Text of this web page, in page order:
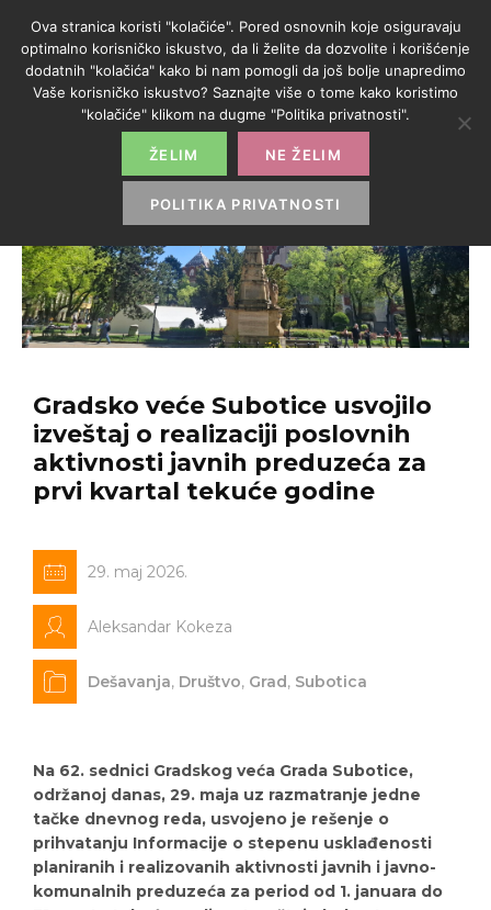
Gradsko veće Subotice usvojilo
izveštaj o realizaciji poslovnih
aktivnosti javnih preduzeća za
prvi kvartal tekuće godine
29. maj 2026.
Aleksandar Kokeza
Dešavanja, Društvo, Grad, Subotica
Na 62. sednici Gradskog veća Grada Subotice,
održanoj danas, 29. maja uz razmatranje jedne
tačke dnevnog reda, usvojeno je rešenje o
prihvatanju Informacije o stepenu usklađenosti
planiranih i realizovanih aktivnosti javnih i javno-
komunalnih preduzeća za period od 1. januara do
Ova stranica koristi "kolačiće". Pored osnovnih koje osiguravaju
optimalno korisničko iskustvo, da li želite da dozvolite i korišćenje
dodatnih "kolačića" kako bi nam pomogli da još bolje unapredimo
Vaše korisničko iskustvo? Saznajte više o tome kako koristimo
"kolačiće" klikom na dugme "Politika privatnosti".
ŽELIM NE ŽELIM
POLITIKA PRIVATNOSTI